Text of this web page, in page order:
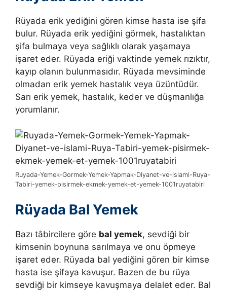
Rüyada erik yediğini gören kimse hasta ise şifa
bulur. Rüyada erik yediğini görmek, hastalıktan
şifa bulmaya veya sağlıklı olarak yaşamaya
işaret eder. Rüyada eriği vaktinde yemek rızıktır,
kayıp olanın bulunmasıdır. Rüyada mevsiminde
olmadan erik yemek hastalık veya üzüntüdür.
Sarı erik yemek, hastalık, keder ve düşmanlığa
yorumlanır.
Ruyada-Yemek-Gormek-Yemek-Yapmak-Diyanet-ve-islami-Ruya-
Tabiri-yemek-pisirmek-ekmek-yemek-et-yemek-1001ruyatabiri
Rüyada Bal Yemek
Bazı tâbircilere göre bal yemek, sevdiği bir
kimsenin boynuna sarılmaya ve onu öpmeye
işaret eder. Rüyada bal yediğini gören bir kimse
hasta ise şifaya kavuşur. Bazen de bu rüya
sevdiği bir kimseye kavuşmaya delalet eder. Bal